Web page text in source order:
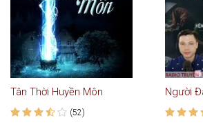
Tân Thời Huyền Môn
(52)